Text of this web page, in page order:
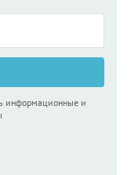
информационные и